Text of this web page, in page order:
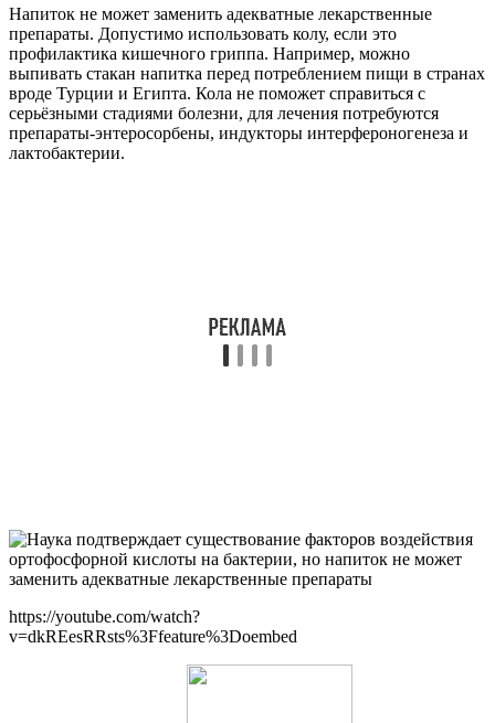
Напиток не может заменить адекватные лекарственные
препараты. Допустимо использовать колу, если это
профилактика кишечного гриппа. Например, можно
выпивать стакан напитка перед потреблением пищи в странах
вроде Турции и Египта. Кола не поможет справиться с
серьёзными стадиями болезни, для лечения потребуются
препараты-энтеросорбены, индукторы интерфероногенеза и
лактобактерии.
https://youtube.com/watch?
v=dkREesRRsts%3Ffeature%3Doembed